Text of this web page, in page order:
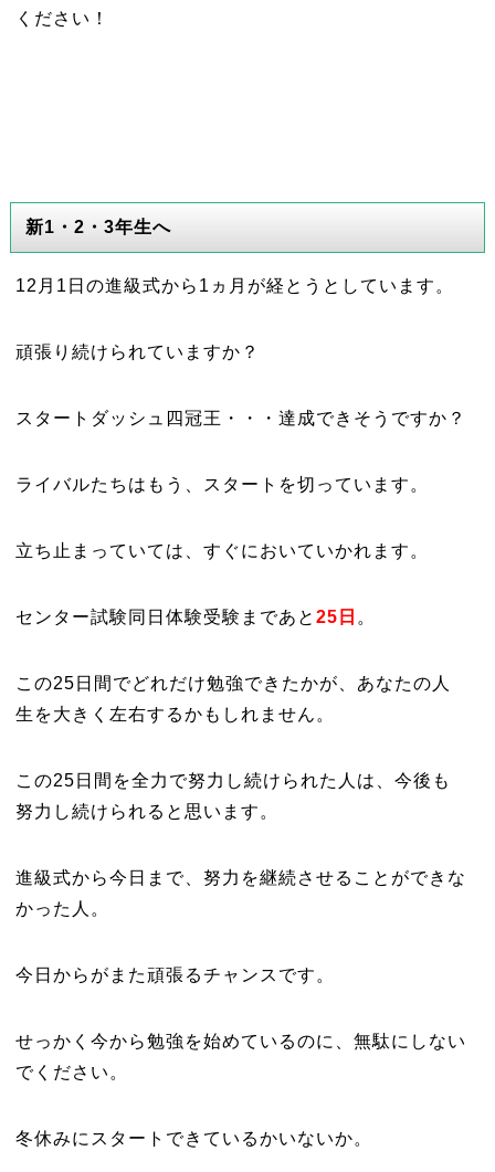
ください！
新1・2・3年生へ
12月1日の進級式から1ヵ月が経とうとしています。
頑張り続けられていますか？
スタートダッシュ四冠王・・・達成できそうですか？
ライバルたちはもう、スタートを切っています。
立ち止まっていては、すぐにおいていかれます。
センター試験同日体験受験まであと 25日 。
この25日間でどれだけ勉強できたかが、あなたの人
生を大きく左右するかもしれません。
この25日間を全力で努力し続けられた人は、今後も
努力し続けられると思います。
進級式から今日まで、努力を継続させることができな
かった人。
今日からがまた頑張るチャンスです。
せっかく今から勉強を始めているのに、無駄にしない
でください。
冬休みにスタートできているかいないか。